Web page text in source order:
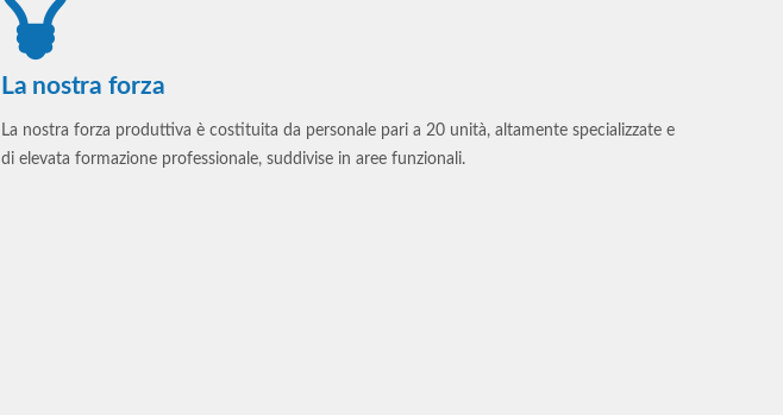
La nostra forza
La nostra forza produttiva è costituita da personale pari a 20 unità, altamente specializzate e
di elevata formazione professionale, suddivise in aree funzionali.